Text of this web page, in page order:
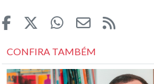
CONFIRA TAMBÉM